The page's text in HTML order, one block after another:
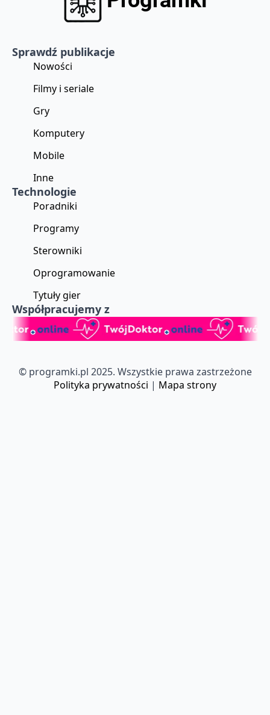
Sprawdź publikacje
Nowości
Filmy i seriale
Gry
Komputery
Mobile
Inne
Technologie
Poradniki
Programy
Sterowniki
Oprogramowanie
Tytuły gier
Współpracujemy z
© programki.pl 2025. Wszystkie prawa zastrzeżone
Polityka prywatności | Mapa strony